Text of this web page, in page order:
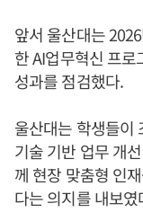
앞서 울산대는
한 AI업무혁신 프로
성과를 점검했다.
울산대는 학생들이
기술 기반 업무 개
께 현장 맞춤형 인
다는 의지를 내보였